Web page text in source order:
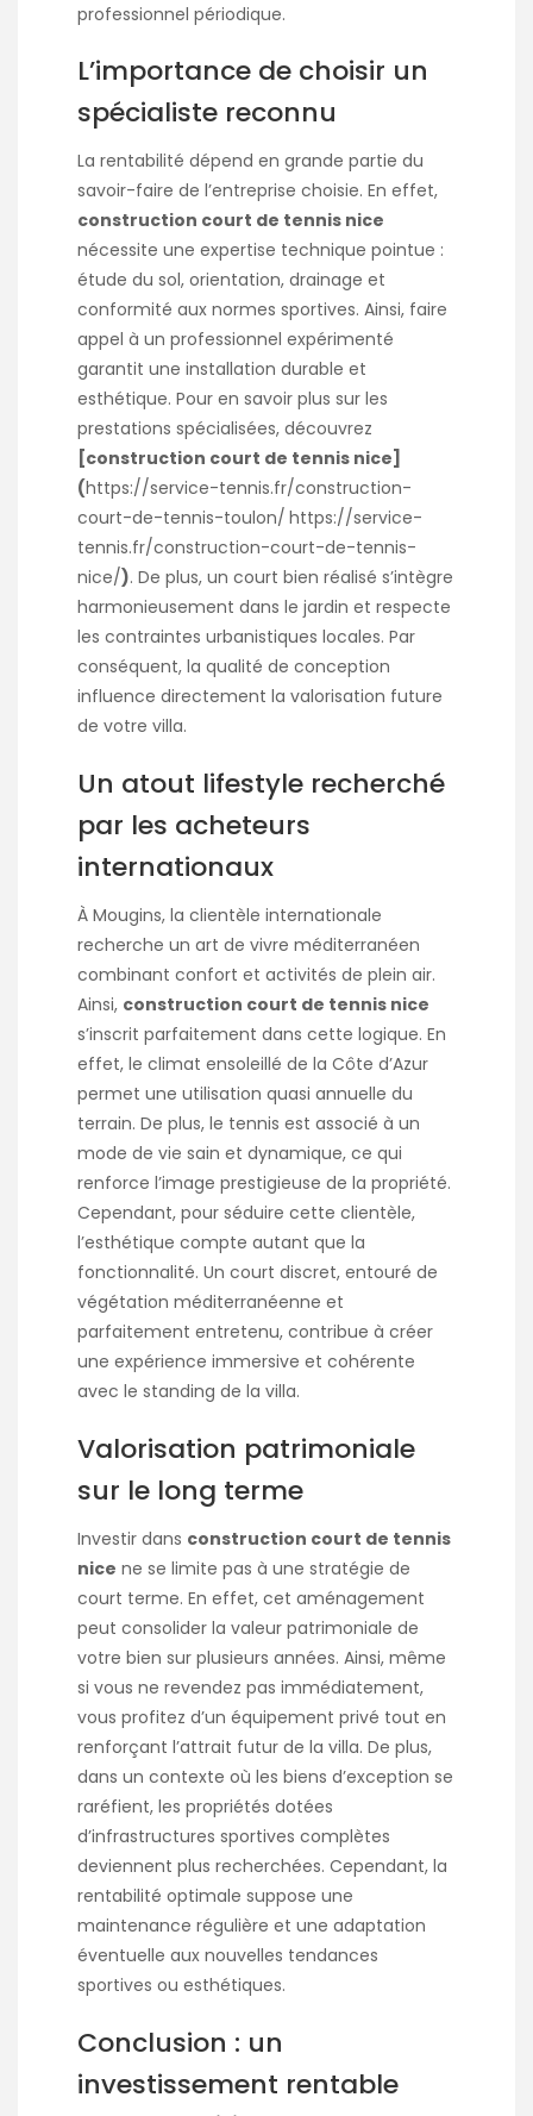
professionnel périodique.
L’importance de choisir un
spécialiste reconnu
La rentabilité dépend en grande partie du
savoir-faire de l’entreprise choisie. En effet,
construction court de tennis nice
nécessite une expertise technique pointue :
étude du sol, orientation, drainage et
conformité aux normes sportives. Ainsi, faire
appel à un professionnel expérimenté
garantit une installation durable et
esthétique. Pour en savoir plus sur les
prestations spécialisées, découvrez
[construction court de tennis nice]
(https://service-tennis.fr/construction-
court-de-tennis-toulon/ https://service-
tennis.fr/construction-court-de-tennis-
nice/). De plus, un court bien réalisé s’intègre
harmonieusement dans le jardin et respecte
les contraintes urbanistiques locales. Par
conséquent, la qualité de conception
influence directement la valorisation future
de votre villa.
Un atout lifestyle recherché
par les acheteurs
internationaux
À Mougins, la clientèle internationale
recherche un art de vivre méditerranéen
combinant confort et activités de plein air.
Ainsi, construction court de tennis nice
s’inscrit parfaitement dans cette logique. En
effet, le climat ensoleillé de la Côte d’Azur
permet une utilisation quasi annuelle du
terrain. De plus, le tennis est associé à un
mode de vie sain et dynamique, ce qui
renforce l’image prestigieuse de la propriété.
Cependant, pour séduire cette clientèle,
l’esthétique compte autant que la
fonctionnalité. Un court discret, entouré de
végétation méditerranéenne et
parfaitement entretenu, contribue à créer
une expérience immersive et cohérente
avec le standing de la villa.
Valorisation patrimoniale
sur le long terme
Investir dans construction court de tennis
nice ne se limite pas à une stratégie de
court terme. En effet, cet aménagement
peut consolider la valeur patrimoniale de
votre bien sur plusieurs années. Ainsi, même
si vous ne revendez pas immédiatement,
vous profitez d’un équipement privé tout en
renforçant l’attrait futur de la villa. De plus,
dans un contexte où les biens d’exception se
raréfient, les propriétés dotées
d’infrastructures sportives complètes
deviennent plus recherchées. Cependant, la
rentabilité optimale suppose une
maintenance régulière et une adaptation
éventuelle aux nouvelles tendances
sportives ou esthétiques.
Conclusion : un
investissement rentable